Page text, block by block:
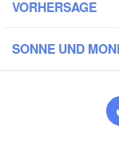
VORHERSAGE
SONNE UND